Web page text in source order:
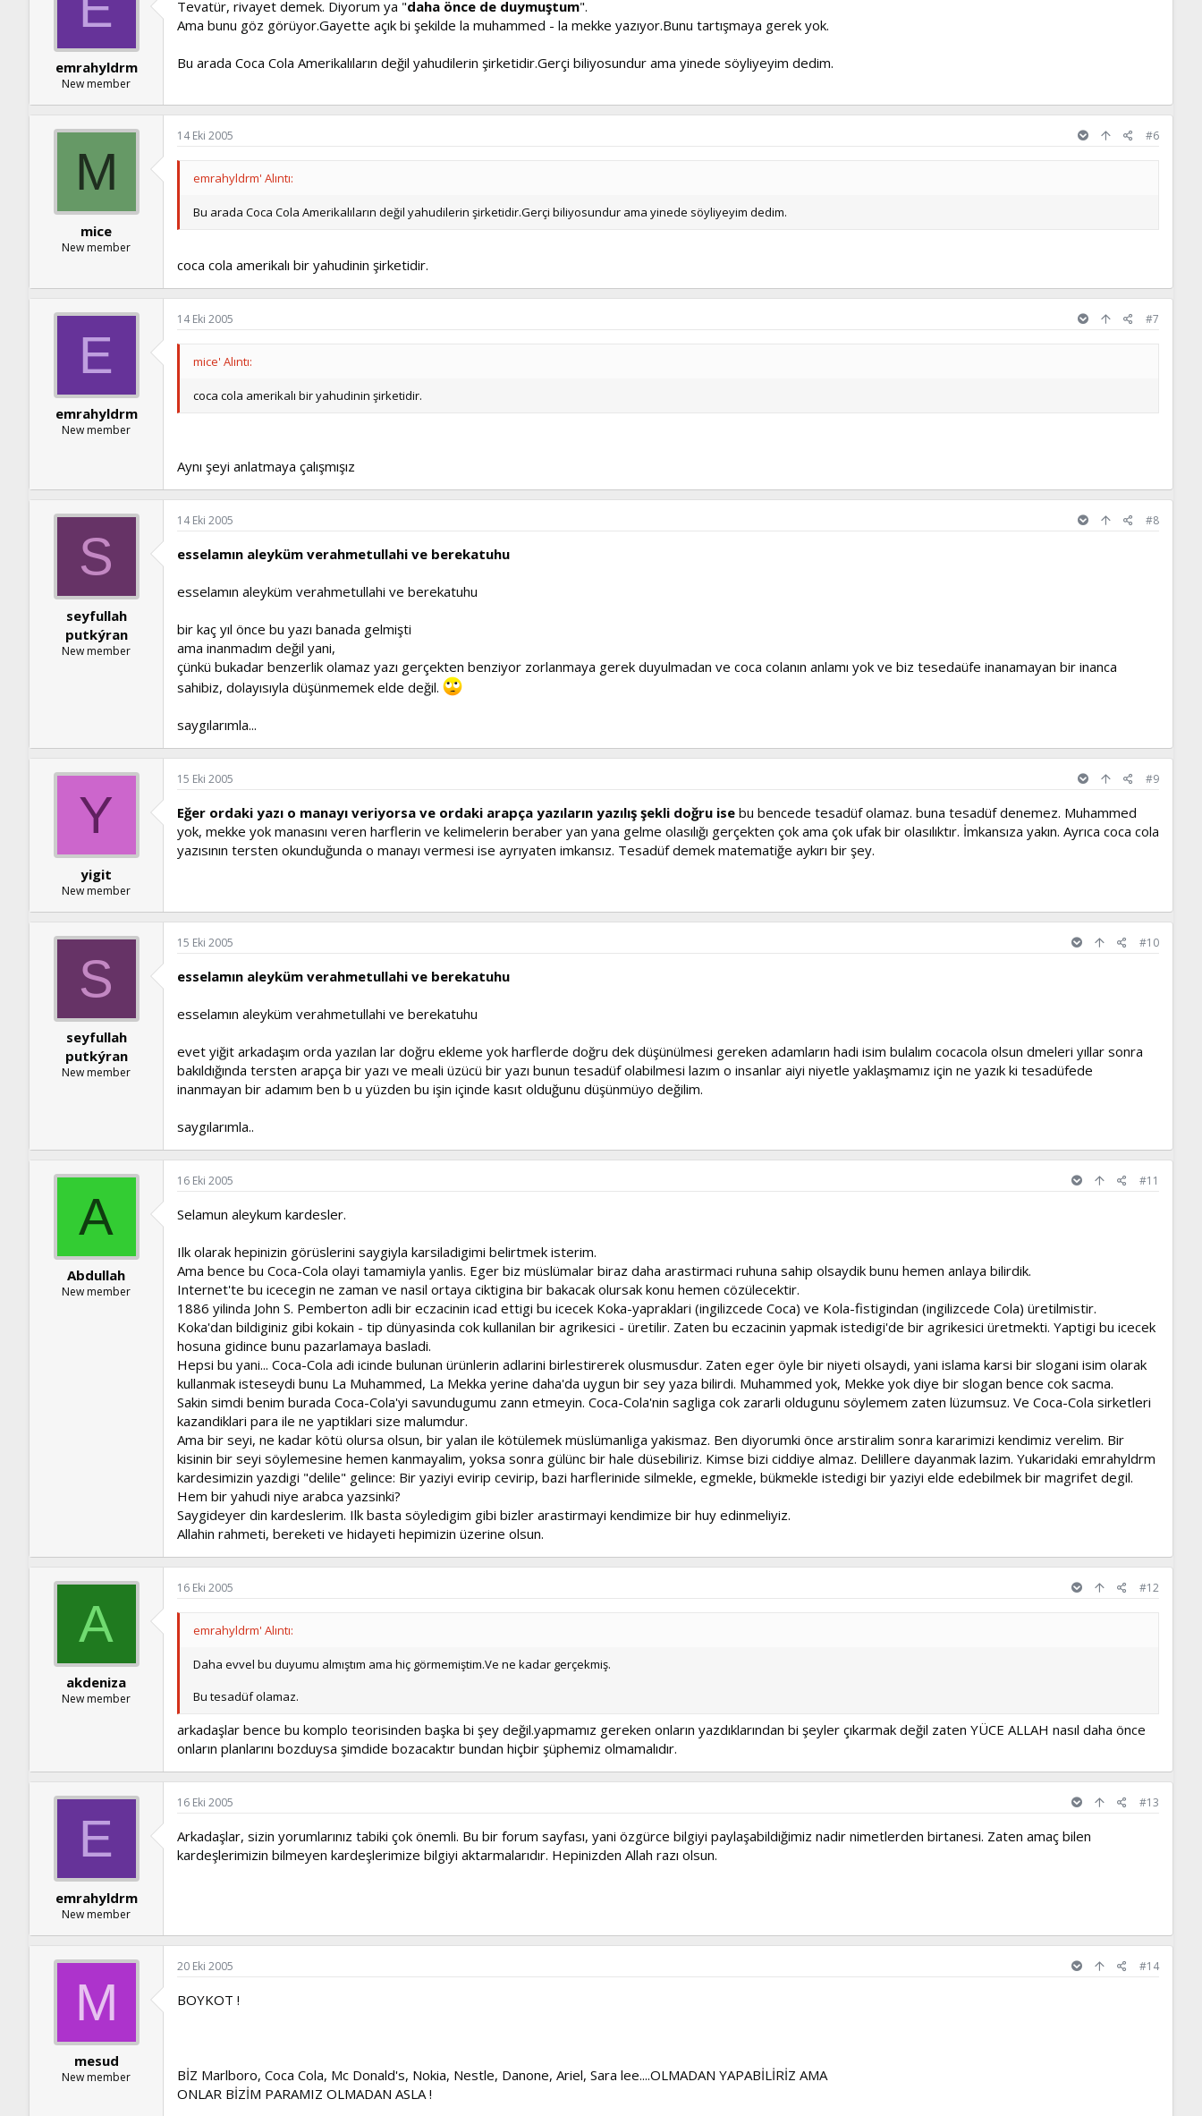
emrahyldrm
New member
Tevatür, rivayet demek. Diyorum ya "daha önce de duymuştum".
Ama bunu göz görüyor.Gayette açık bi şekilde la muhammed - la mekke yazıyor.Bunu tartışmaya gerek yok.
Bu arada Coca Cola Amerikalıların değil yahudilerin şirketidir.Gerçi biliyosundur ama yinede söyliyeyim dedim.
M
mice
New member
14 Eki 2005 #6
emrahyldrm' Alıntı:
Bu arada Coca Cola Amerikalıların değil yahudilerin şirketidir.Gerçi biliyosundur ama yinede söyliyeyim dedim.
coca cola amerikalı bir yahudinin şirketidir.
E
emrahyldrm
New member
14 Eki 2005 #7
mice' Alıntı:
coca cola amerikalı bir yahudinin şirketidir.
Aynı şeyi anlatmaya çalışmışız
S
seyfullah
putkýran
New member
14 Eki 2005 #8
esselamın aleyküm verahmetullahi ve berekatuhu
esselamın aleyküm verahmetullahi ve berekatuhu
bir kaç yıl önce bu yazı banada gelmişti
ama inanmadım değil yani,
çünkü bukadar benzerlik olamaz yazı gerçekten benziyor zorlanmaya gerek duyulmadan ve coca colanın anlamı yok ve biz tesedaüfe inanamayan bir inanca
sahibiz, dolayısıyla düşünmemek elde değil.
saygılarımla...
Y
yigit
New member
15 Eki 2005 #9
Eğer ordaki yazı o manayı veriyorsa ve ordaki arapça yazıların yazılış şekli doğru ise bu bencede tesadüf olamaz. buna tesadüf denemez. Muhammed
yok, mekke yok manasını veren harflerin ve kelimelerin beraber yan yana gelme olasılığı gerçekten çok ama çok ufak bir olasılıktır. İmkansıza yakın. Ayrıca coca cola
yazısının tersten okunduğunda o manayı vermesi ise ayrıyaten imkansız. Tesadüf demek matematiğe aykırı bir şey.
S
seyfullah
putkýran
New member
15 Eki 2005 #10
esselamın aleyküm verahmetullahi ve berekatuhu
esselamın aleyküm verahmetullahi ve berekatuhu
evet yiğit arkadaşım orda yazılan lar doğru ekleme yok harflerde doğru dek düşünülmesi gereken adamların hadi isim bulalım cocacola olsun dmeleri yıllar sonra
bakıldığında tersten arapça bir yazı ve meali üzücü bir yazı bunun tesadüf olabilmesi lazım o insanlar aiyi niyetle yaklaşmamız için ne yazık ki tesadüfede
inanmayan bir adamım ben b u yüzden bu işin içinde kasıt olduğunu düşünmüyo değilim.
saygılarımla..
A
Abdullah
New member
16 Eki 2005 #11
Selamun aleykum kardesler.
Ilk olarak hepinizin görüslerini saygiyla karsiladigimi belirtmek isterim.
Ama bence bu Coca-Cola olayi tamamiyla yanlis. Eger biz müslümalar biraz daha arastirmaci ruhuna sahip olsaydik bunu hemen anlaya bilirdik.
Internet'te bu icecegin ne zaman ve nasil ortaya ciktigina bir bakacak olursak konu hemen cözülecektir.
1886 yilinda John S. Pemberton adli bir eczacinin icad ettigi bu icecek Koka-yapraklari (ingilizcede Coca) ve Kola-fistigindan (ingilizcede Cola) üretilmistir.
Koka'dan bildiginiz gibi kokain - tip dünyasinda cok kullanilan bir agrikesici - üretilir. Zaten bu eczacinin yapmak istedigi'de bir agrikesici üretmekti. Yaptigi bu icecek
hosuna gidince bunu pazarlamaya basladi.
Hepsi bu yani... Coca-Cola adi icinde bulunan ürünlerin adlarini birlestirerek olusmusdur. Zaten eger öyle bir niyeti olsaydi, yani islama karsi bir slogani isim olarak
kullanmak isteseydi bunu La Muhammed, La Mekka yerine daha'da uygun bir sey yaza bilirdi. Muhammed yok, Mekke yok diye bir slogan bence cok sacma.
Sakin simdi benim burada Coca-Cola'yi savundugumu zann etmeyin. Coca-Cola'nin sagliga cok zararli oldugunu söylemem zaten lüzumsuz. Ve Coca-Cola sirketleri
kazandiklari para ile ne yaptiklari size malumdur.
Ama bir seyi, ne kadar kötü olursa olsun, bir yalan ile kötülemek müslümanliga yakismaz. Ben diyorumki önce arstiralim sonra kararimizi kendimiz verelim. Bir
kisinin bir seyi söylemesine hemen kanmayalim, yoksa sonra gülünc bir hale düsebiliriz. Kimse bizi ciddiye almaz. Delillere dayanmak lazim. Yukaridaki emrahyldrm
kardesimizin yazdigi "delile" gelince: Bir yaziyi evirip cevirip, bazi harflerinide silmekle, egmekle, bükmekle istedigi bir yaziyi elde edebilmek bir magrifet degil.
Hem bir yahudi niye arabca yazsinki?
Saygideyer din kardeslerim. Ilk basta söyledigim gibi bizler arastirmayi kendimize bir huy edinmeliyiz.
Allahin rahmeti, bereketi ve hidayeti hepimizin üzerine olsun.
A
akdeniza
New member
16 Eki 2005 #12
emrahyldrm' Alıntı:
Daha evvel bu duyumu almıştım ama hiç görmemiştim.Ve ne kadar gerçekmiş.
Bu tesadüf olamaz.
arkadaşlar bence bu komplo teorisinden başka bi şey değil.yapmamız gereken onların yazdıklarından bi şeyler çıkarmak değil zaten YÜCE ALLAH nasıl daha önce
onların planlarını bozduysa şimdide bozacaktır bundan hiçbir şüphemiz olmamalıdır.
E
emrahyldrm
New member
16 Eki 2005 #13
Arkadaşlar, sizin yorumlarınız tabiki çok önemli. Bu bir forum sayfası, yani özgürce bilgiyi paylaşabildiğimiz nadir nimetlerden birtanesi. Zaten amaç bilen
kardeşlerimizin bilmeyen kardeşlerimize bilgiyi aktarmalarıdır. Hepinizden Allah razı olsun.
M
mesud
New member
20 Eki 2005 #14
BOYKOT !
BİZ Marlboro, Coca Cola, Mc Donald's, Nokia, Nestle, Danone, Ariel, Sara lee....OLMADAN YAPABİLİRİZ AMA
ONLAR BİZİM PARAMIZ OLMADAN ASLA !